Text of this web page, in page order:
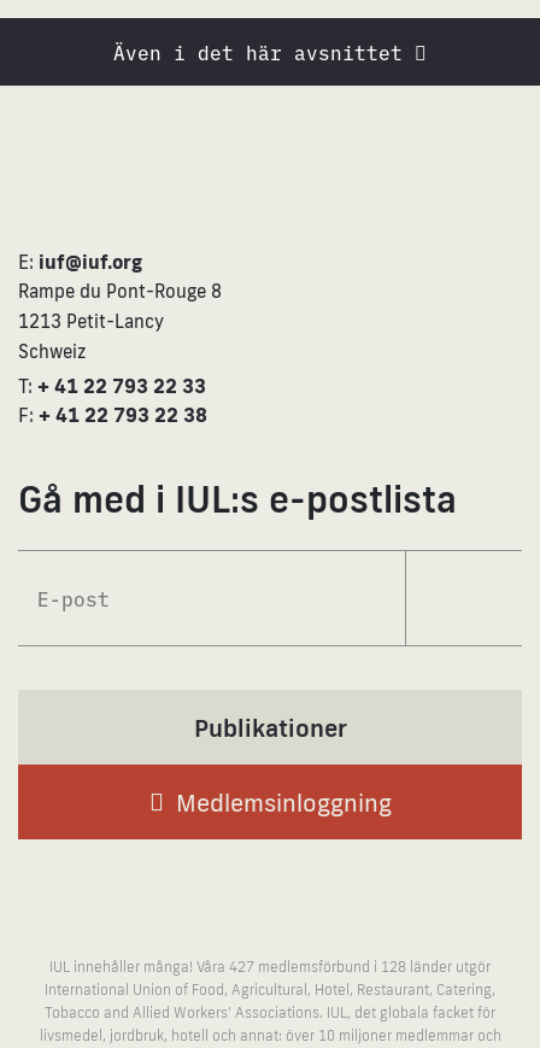
Även i det här avsnittet
E: iuf@iuf.org
Rampe du Pont-Rouge 8
1213 Petit-Lancy
Schweiz
T: + 41 22 793 22 33
F: + 41 22 793 22 38
Gå med i IUL:s e-postlista
Publikationer
Medlems­inloggning
IUL innehåller många! Våra 427 medlemsförbund i 128 länder utgör
International Union of Food, Agricultural, Hotel, Restaurant, Catering,
Tobacco and Allied Workers' Associations. IUL, det globala facket för
livsmedel, jordbruk, hotell och annat: över 10 miljoner medlemmar och